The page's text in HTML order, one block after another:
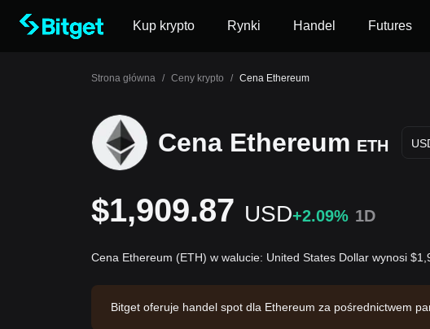
Kup krypto Rynki Handel Futures
Strona główna / Ceny krypto / Cena Ethereum
Cena Ethereum ETH
$1,909.87 USD+2.09% 1D
Cena Ethereum (ETH) w walucie: United States Dollar wynosi
Bitget oferuje handel spot dla Ethereum za pośrednictwem